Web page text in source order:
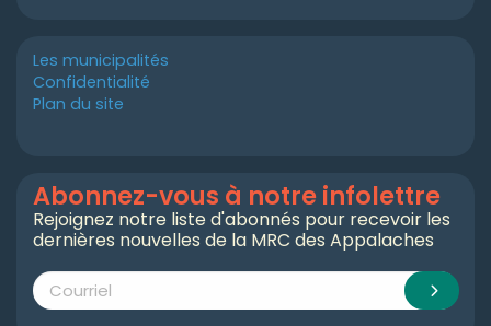
Les municipalités
Confidentialité
Plan du site
Abonnez-vous à notre infolettre
Rejoignez notre liste d'abonnés pour recevoir les
dernières nouvelles de la MRC des Appalaches